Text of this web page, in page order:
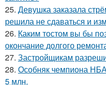
25. Девушка заказала
решила не сдаваться и
26. Каким тостом вы бы
окончание долгого
27. Застройщикам
28. Особняк чемпиона
5 млн.